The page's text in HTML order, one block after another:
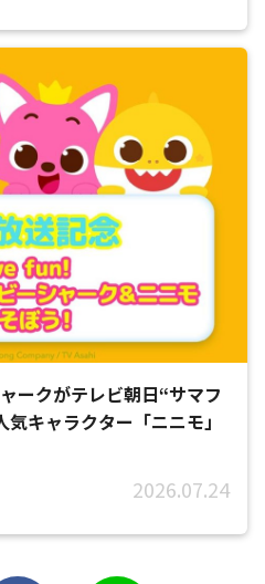
ークがテレビ朝日“サマフ
キャラクター「ニニモ」
2026.07.24